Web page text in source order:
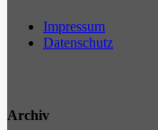
Impressum
Datenschutz
Archiv